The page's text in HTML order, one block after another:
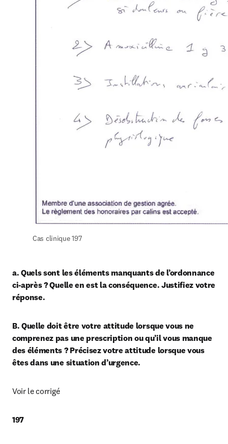
Cas clinique 197
a. Quels sont les éléments manquants de l’ordonnance
ci-après ? Quelle en est la conséquence. Justifiez votre
réponse.
B. Quelle doit être votre attitude lorsque vous ne
comprenez pas une prescription ou qu’il vous manque
des éléments ? Précisez votre attitude lorsque vous
êtes dans une situation d’urgence.
Voir le corrigé
197